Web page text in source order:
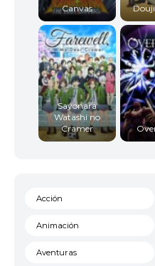
Canvas
Sayonara
Watashi no
Cramer
Acción
Animación
Aventuras